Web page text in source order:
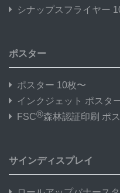
シナップスフライヤー
ポスター
ポスター 10枚〜
インクジェット ポスタ
FSC®森林認証印刷 ポ
サインディスプレイ